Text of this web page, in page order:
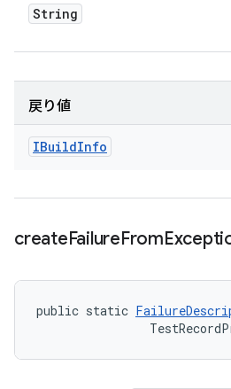
String
戻り値
IBuildInfo
createFailureFrom
public static